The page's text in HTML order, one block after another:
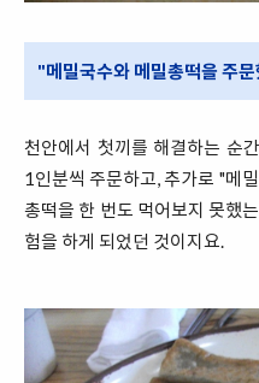
"메밀국수와 메밀총떡을 주
천안에서 첫끼를 해결하는 순
1인분씩 주문하고, 추가로 "메
총떡을 한 번도 먹어보지 못했
험을 하게 되었던 것이지요.